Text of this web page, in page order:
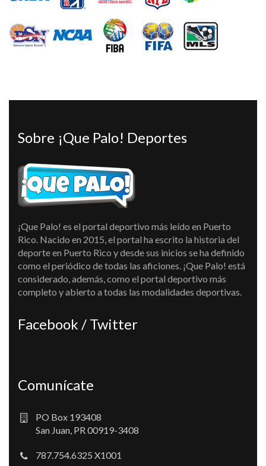
Sobre ¡Que Palo! Deportes
¡Que Palo! es el portal deportivo más leído en Puerto
Rico. Nacido en 2015, el portal ha escrito la historia del
deporte en Puerto Rico y desde sus inicios se ha definido
como el periódico de todas las aficiones. ¡Que Palo! está
considerado, además, como el portal deportivo más
completo y abierto a todas las modalidades deportivas.
Facebook / Twitter
Comunícate
PO Box 193408
San Juan, PR 00919-3408
787.754.6325 X1001